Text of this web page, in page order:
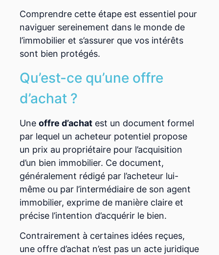
Comprendre cette étape est essentiel pour
naviguer sereinement dans le monde de
l’immobilier et s’assurer que vos intérêts
sont bien protégés.
Qu’est-ce qu’une offre
d’achat ?
Une offre d’achat est un document formel
par lequel un acheteur potentiel propose
un prix au propriétaire pour l’acquisition
d’un bien immobilier. Ce document,
généralement rédigé par l’acheteur lui-
même ou par l’intermédiaire de son agent
immobilier, exprime de manière claire et
précise l’intention d’acquérir le bien.
Contrairement à certaines idées reçues,
une offre d’achat n’est pas un acte juridique